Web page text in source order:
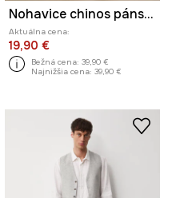
Nohavice chinos pánske s lyocellom hladké
Aktuálna cena:
19,90 €
Bežná cena: 39,90 €
Najnižšia cena: 39,90 €